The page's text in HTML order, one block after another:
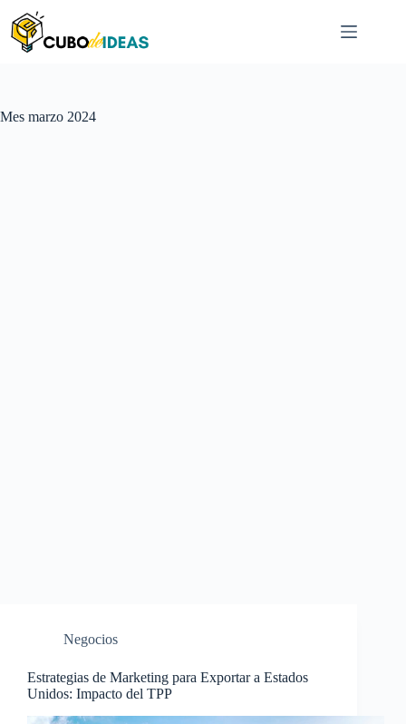
contenido
Mes marzo 2024
Negocios
Estrategias de Marketing para Exportar a Estados
Unidos: Impacto del TPP